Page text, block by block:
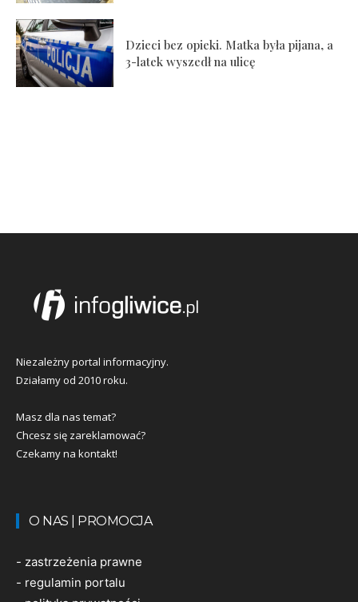
Dzieci bez opieki. Matka była pijana, a
3-latek wyszedł na ulicę
Niezależny portal informacyjny.
Działamy od 2010 roku.
Masz dla nas temat?
Chcesz się zareklamować?
Czekamy na kontakt!
O NAS | PROMOCJA
- zastrzeżenia prawne
- regulamin portalu